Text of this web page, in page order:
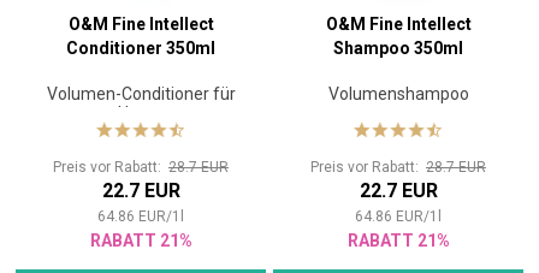
O&M Fine Intellect
Conditioner 350ml
Volumen-Conditioner für
Haare
Preis vor Rabatt: 28.7 EUR
22.7 EUR
64.86 EUR/1
RABATT 21%
O&M Fine Intellect
Shampoo 350ml
Volumenshampoo
Preis vor Rabatt: 28.7 EUR
22.7 EUR
64.86 EUR/1
RABATT 21%